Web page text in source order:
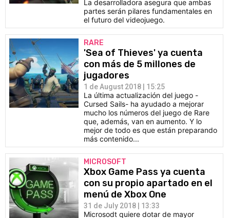
La desarrolladora asegura que ambas
partes serán pilares fundamentales en
el futuro del videojuego.
RARE
'Sea of Thieves' ya cuenta
con más de 5 millones de
jugadores
1 de August 2018 | 15:25
La última actualización del juego -
Cursed Sails- ha ayudado a mejorar
mucho los números del juego de Rare
que, además, van en aumento. Y lo
mejor de todo es que están preparando
más contenido...
MICROSOFT
Xbox Game Pass ya cuenta
con su propio apartado en el
menú de Xbox One
31 de July 2018 | 13:33
Microsodt quiere dotar de mayor